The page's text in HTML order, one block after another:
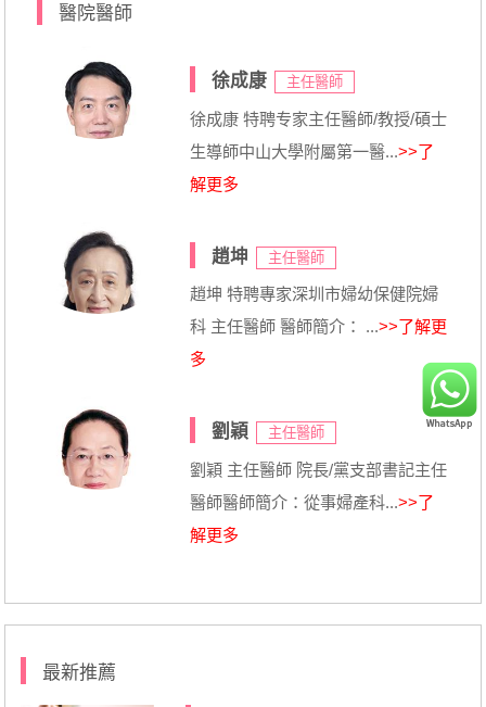
醫院醫師
徐成康 主任醫師
徐成康 特聘专家主任醫師/教授/碩士
生導師中山大學附屬第一醫...>>了
解更多
趙坤 主任醫師
趙坤 特聘專家深圳市婦幼保健院婦
科 主任醫師 醫師簡介： ...>>了解更
多
劉穎 主任醫師
劉穎 主任醫師 院長/黨支部書記主任
醫師醫師簡介：從事婦產科...>>了
解更多
最新推薦